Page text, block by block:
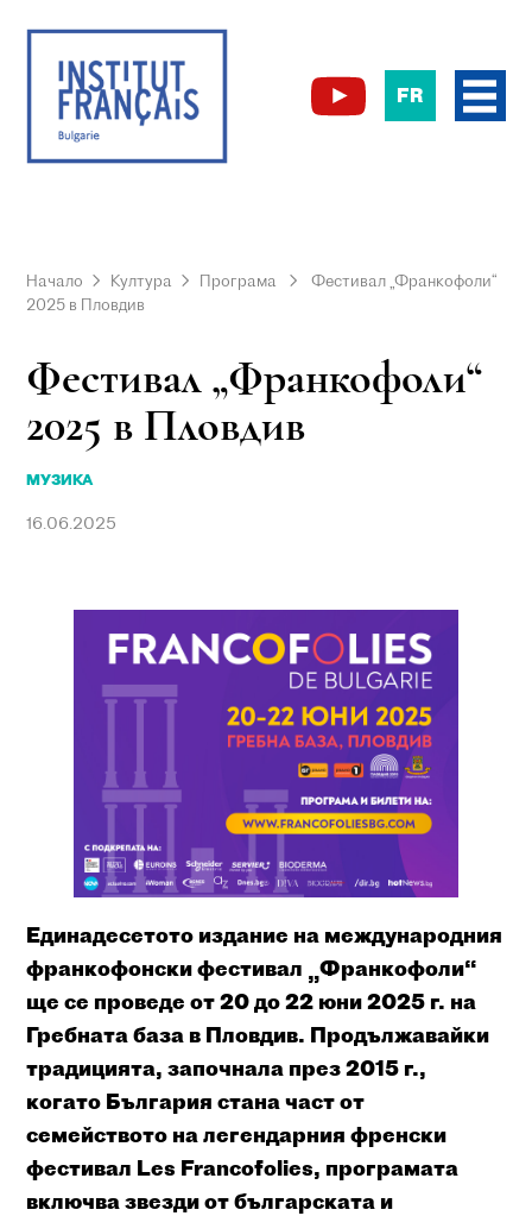
FR
Начало Култура Програма
Фестивал „Франкофоли“
2025 в Пловдив
Фестивал „Франкофоли“
2025 в Пловдив
МУЗИКА
16.06.2025
Единадесетото издание на международния
франкофонски фестивал „Франкофоли“
ще се проведе от 20 до 22 юни 2025 г. на
Гребната база в Пловдив. Продължавайки
традицията, започнала през 2015 г.,
когато България стана част от
семейството на легендарния френски
фестивал Les Francofolies, програмата
включва звезди от българската и